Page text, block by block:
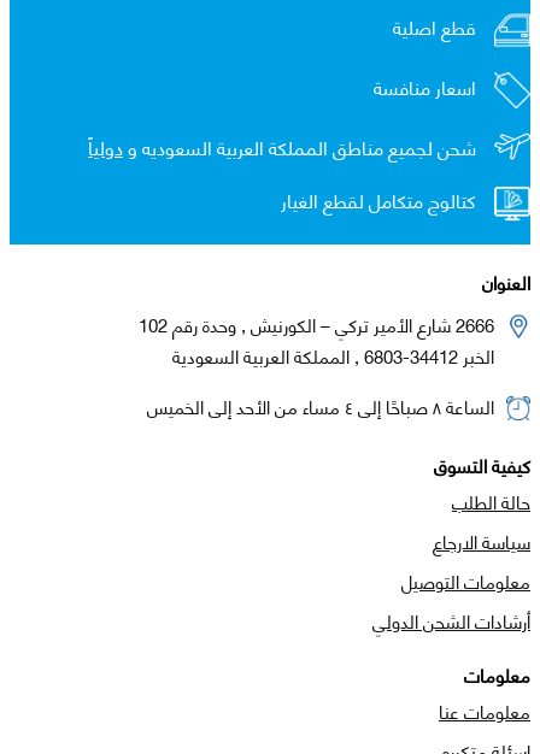
قطع اصلية
اسعار منافسة
شحن لجميع مناطق المملكة العربية السعوديه ودولياً
كتالوج متكامل لقطع الغيار
العنوان
2666 شارع الأمير تركي – الكورنيش , وحدة رقم 102
الخبر 34412-6803 , المملكة العربية السعودية
الساعة ٨ صباحًا إلى ٤ مساء من الأحد إلى الخميس
كيفية التسوق
حالة الطلب
سياسة الارجاع
معلومات التوصيل
أرشادات الشحن الدولي
معلومات
معلومات عنا